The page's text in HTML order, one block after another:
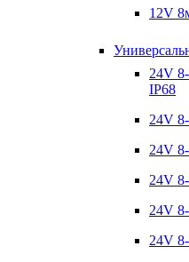
12V
24V
IP68
24V
24V
24V
24V
24V